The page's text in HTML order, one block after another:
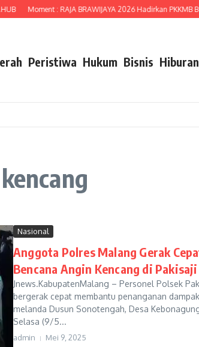
Moment : RAJA BRAWIJAYA 2026 Hadirkan PKKMB
Peristiwa Hukum Bisnis Hiburan
Nasional
Anggota Polres Malang Gerak
Bencana Angin Kencang di
Jnews.KabupatenMalang – Personel Polsek
bergerak cepat membantu penanganan
melanda Dusun Sonotengah, Desa
Selasa (9/5...
admin Mei 9, 2025